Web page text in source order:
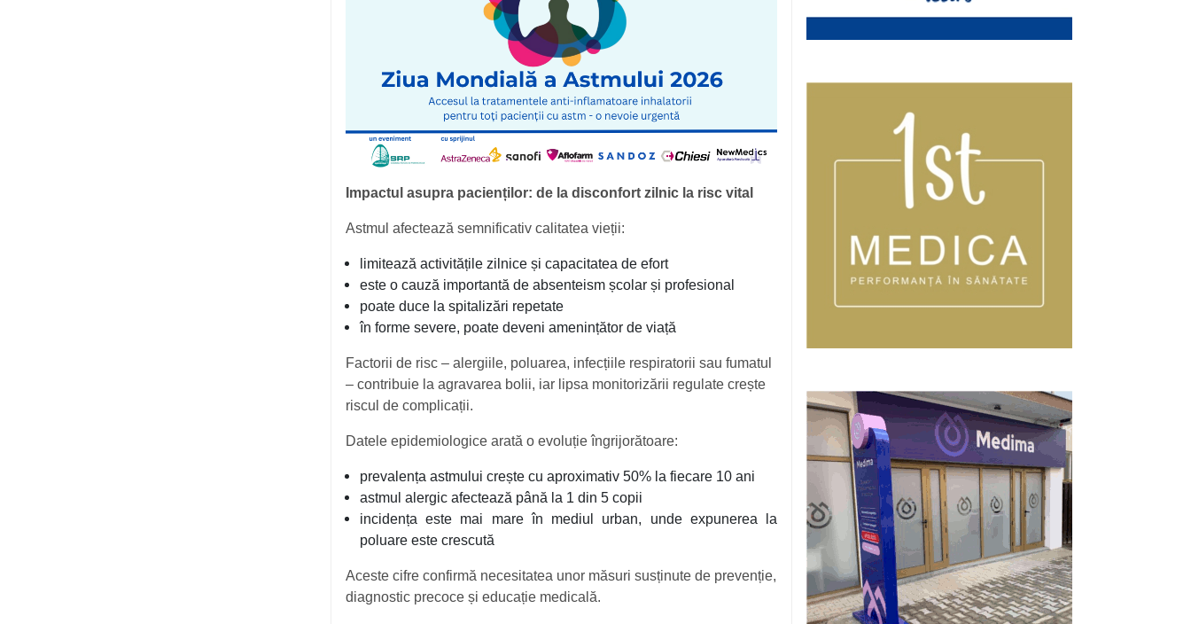
Impactul asupra pacienților: de la disconfort zilnic la risc vital
Astmul afectează semnificativ calitatea vieții:
limitează activitățile zilnice și capacitatea de efort
este o cauză importantă de absenteism școlar și profesional
poate duce la spitalizări repetate
în forme severe, poate deveni amenințător de viață
Factorii de risc – alergiile, poluarea, infecțiile respiratorii sau fumatul
– contribuie la agravarea bolii, iar lipsa monitorizării regulate crește
riscul de complicații.
Datele epidemiologice arată o evoluție îngrijorătoare:
prevalența astmului crește cu aproximativ 50% la fiecare 10 ani
astmul alergic afectează până la 1 din 5 copii
incidența este mai mare în mediul urban, unde expunerea la
poluare este crescută
Aceste cifre confirmă necesitatea unor măsuri susținute de prevenție,
diagnostic precoce și educație medicală.